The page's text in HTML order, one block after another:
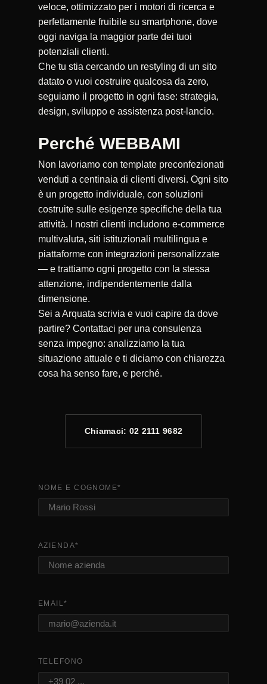
veloce, ottimizzato per i motori di ricerca e
perfettamente fruibile su smartphone, dove
oggi naviga la maggior parte dei tuoi
potenziali clienti.
Che tu stia cercando un restyling di un sito
datato o vuoi costruire qualcosa da zero,
seguiamo il progetto in ogni fase: strategia,
design, sviluppo e assistenza post-lancio.
Perché WEBBAMI
Non lavoriamo con template preconfezionati
venduti a centinaia di clienti diversi. Ogni sito
è un progetto individuale, con soluzioni
costruite sulle esigenze specifiche della tua
attività. I nostri clienti includono e-commerce
multivaluta, siti istituzionali multilingua e
piattaforme con integrazioni personalizzate
— e trattiamo ogni progetto con la stessa
attenzione, indipendentemente dalla
dimensione.
Sei a Arquata scrivia e vuoi capire da dove
partire? Contattaci per una consulenza
senza impegno: analizziamo la tua
situazione attuale e ti diciamo con chiarezza
cosa ha senso fare, e perché.
Chiamaci: 02 2111 9682
NOME E COGNOME*
AZIENDA*
EMAIL*
TELEFONO